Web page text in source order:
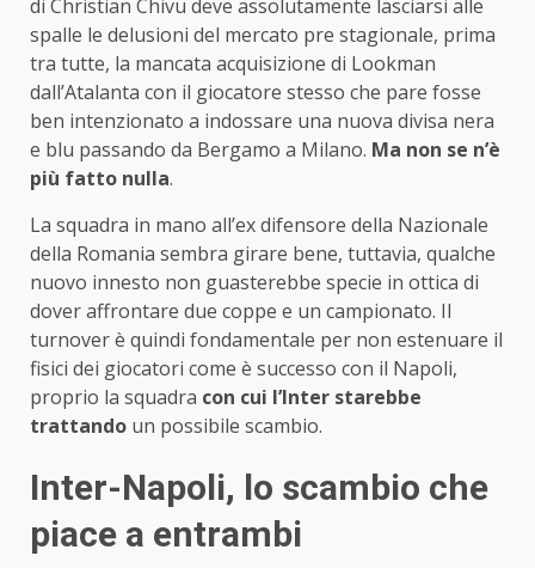
di Christian Chivu deve assolutamente lasciarsi alle
spalle le delusioni del mercato pre stagionale, prima
tra tutte, la mancata acquisizione di Lookman
dall’Atalanta con il giocatore stesso che pare fosse
ben intenzionato a indossare una nuova divisa nera
e blu passando da Bergamo a Milano. Ma non se n’è
più fatto nulla.
La squadra in mano all’ex difensore della Nazionale
della Romania sembra girare bene, tuttavia, qualche
nuovo innesto non guasterebbe specie in ottica di
dover affrontare due coppe e un campionato. Il
turnover è quindi fondamentale per non estenuare il
fisici dei giocatori come è successo con il Napoli,
proprio la squadra con cui l’Inter starebbe
trattando un possibile scambio.
Inter-Napoli, lo scambio che
piace a entrambi